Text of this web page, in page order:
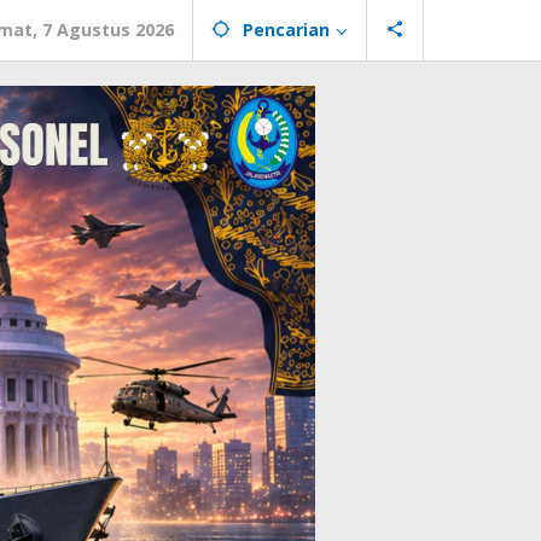
7 Agustus 2026 Pencarian